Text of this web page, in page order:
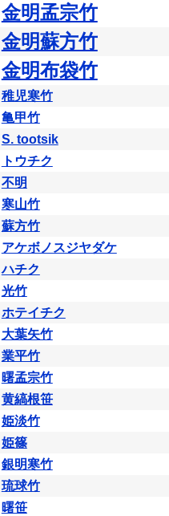
金明孟宗竹
金明蘇方竹
金明布袋竹
稚児寒竹
亀甲竹
S. tootsik
トウチク
不明
寒山竹
蘇方竹
アケボノスジヤダケ
ハチク
光竹
ホテイチク
大葉矢竹
業平竹
曙孟宗竹
黄縞根笹
姫淡竹
姫篠
銀明寒竹
琉球竹
曙笹